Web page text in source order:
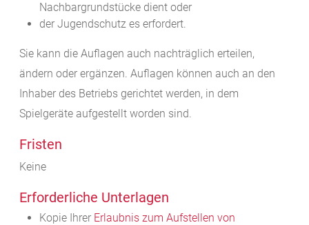
Nachbargrundstücke dient oder
der Jugendschutz es erfordert.
Sie kann die Auflagen auch nachträglich erteilen,
ändern oder ergänzen. Auflagen können auch an den
Inhaber des Betriebs gerichtet werden, in dem
Spielgeräte aufgestellt worden sind.
Fristen
Keine
Erforderliche Unterlagen
Kopie Ihrer Erlaubnis zum Aufstellen von